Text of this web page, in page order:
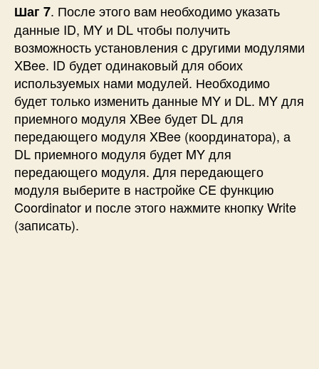
Шаг 7. После этого вам необходимо указать
данные ID, MY и DL чтобы получить
возможность установления с другими модулями
XBee. ID будет одинаковый для обоих
используемых нами модулей. Необходимо
будет только изменить данные MY и DL. MY для
приемного модуля XBee будет DL для
передающего модуля XBee (координатора), а
DL приемного модуля будет MY для
передающего модуля. Для передающего
модуля выберите в настройке CE функцию
Coordinator и после этого нажмите кнопку Write
(записать).